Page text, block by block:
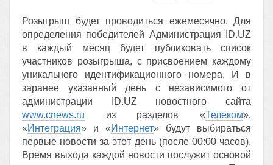
Розыгрыш будет проводиться ежемесячно. Для
определения победителей Администрация ID.UZ
в каждый месяц будет публиковать список
участников розыгрыша, с присвоением каждому
уникального идентификационного номера. И в
заранее указанный день с независимого от
администрации ID.UZ новостного сайта
www.cnews.ru из разделов «Телеком»,
«Интеграция» и «Интернет» будут выбираться
первые новости за этот день (после 00:00 часов).
Время выхода каждой новости послужит основой